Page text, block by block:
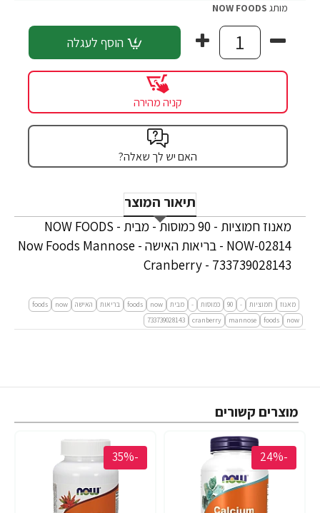
מותג NOW FOODS
הוסף לעגלה
קניה מהירה
האם יש לך שאלה?
תיאור המוצר
מאנוז חמוציות - 90 כמוסות - מבית NOW FOODS -
NOW-02814 - בריאות האישה - Now Foods Mannose
Cranberry - 733739028143
מאנוז חמוציות -
90 כמוסות - מבית now
foods בריאות האישה now
foods
now
foods
mannose
cranberry
733739028143
מוצרים קשורים
-24%
-35%